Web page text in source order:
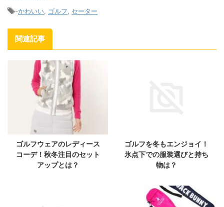
-かわいい ゴルフ セーター
関連記事
ゴルフウェアのレディース
コーデ！秋冬注目のセット
アップとは？
ゴルフを冬もエンジョイ！
氷点下での服装選びと持ち
物は？